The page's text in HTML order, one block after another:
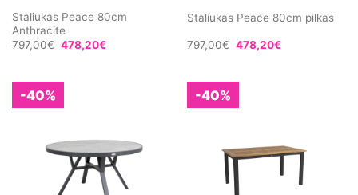
Staliukas Peace 80cm
Anthracite
797,00€ 478,20€
Staliukas Peace 80cm pilkas
797,00€ 478,20€
-40% -40%